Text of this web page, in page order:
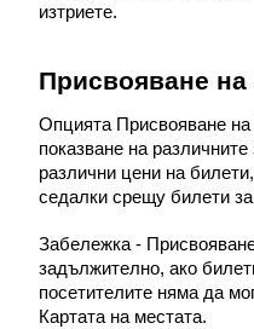
изтриете.
Присвояване на
Опцията Присвояване на
показване на
различни цени на
седалки срещу билети
Забележка -
задължително, ако
посетителите няма да
Картата на местата.